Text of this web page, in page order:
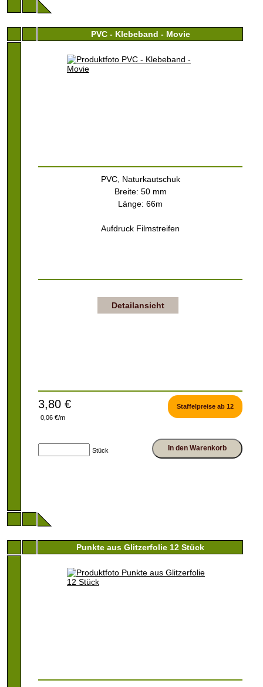
PVC - Klebeband - Movie
PVC, Naturkautschuk
Breite: 50 mm
Länge: 66m
Aufdruck Filmstreifen
Detailansicht
3,80 €
0,06 €/m
Staffelpreise ab 12
Stück In den Warenkorb
Punkte aus Glitzerfolie 12 Stück